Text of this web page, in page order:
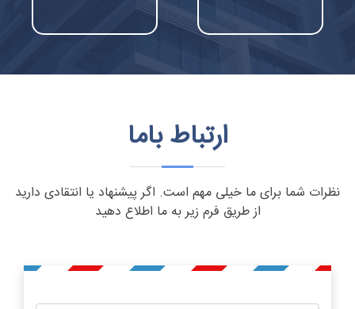
ارتباط باما
نظرات شما برای ما خیلی مهم است. اگر پیشنهاد یا انتقادی دارید
از طریق فرم زیر به ما اطلاع دهید